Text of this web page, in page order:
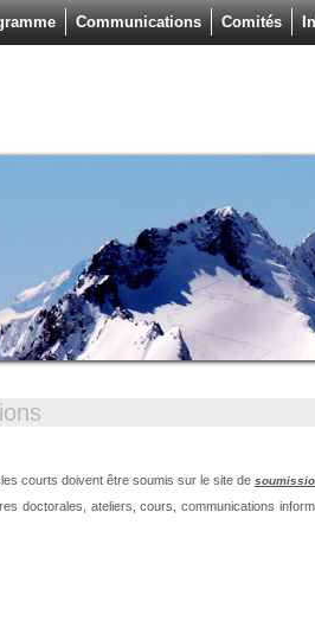
Communications Comités
courts doivent être soumis sur le site de
doctorales, ateliers, cours, communications